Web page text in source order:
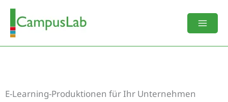
Zum
Inhalt
springen
E-Learning-Produktionen für Ihr Unternehmen